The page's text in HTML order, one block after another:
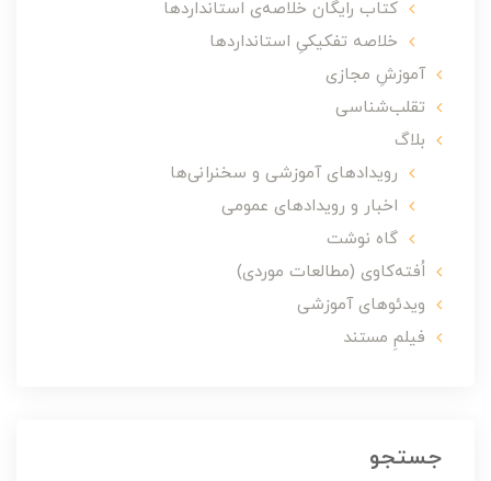
کتاب رایگان خلاصه‌ی استانداردها
خلاصه تفکیکیِ استانداردها
آموزشِ مجازی
تقلب‌شناسی
بلاگ
رویدادهای آموزشی و سخنرانی‌ها
اخبار و رویدادهای عمومی
گاه نوشت
اُفته‌کاوی (مطالعات موردی)
ویدئوهای آموزشی
فیلمِ مستند
جستجو